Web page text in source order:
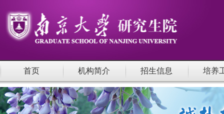
首页 机构简介 招生信息 培养